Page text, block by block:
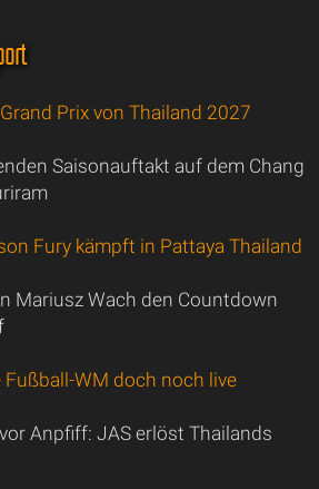
Prix von Thailand 2027
Saisonauftakt auf dem Chang
Fury kämpft in Pattaya Thailand
Mariusz Wach den Countdown
WM doch noch live
Anpfiff: JAS erlöst Thailands